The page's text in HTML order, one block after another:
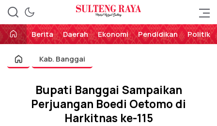
Sulteng Raya
Perekat Rakyat Sulteng
Berita
Daerah Ekonomi Pendidikan Politik
Kab. Banggai
Bupati Banggai Sampaikan
Perjuangan Boedi Oetomo di
Harkitnas ke-115